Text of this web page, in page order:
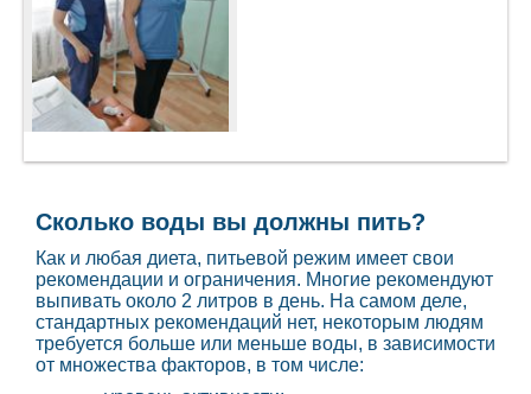
Сколько воды вы должны пить?
Как и любая диета, питьевой режим имеет свои
рекомендации и ограничения. Многие рекомендуют
выпивать около 2 литров в день. На самом деле,
стандартных рекомендаций нет, некоторым людям
требуется больше или меньше воды, в зависимости
от множества факторов, в том числе: